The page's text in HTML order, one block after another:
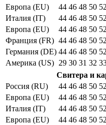
Европа (EU)
44 46 48 50 52
Италия (IT)
44 46 48 50 52
Европа (EU)
44 46 48 50 52
Франция (FR) 44 46 48 50 52
Германия (DE) 44 46 48 50 52
Америка (US) 29 30 31 32
Свитера и
Россия (RU)
44 46 48 50 52
Европа (EU)
44 46 48 50 52
Италия (IT)
44 46 48 50 52
Европа (EU)
44 46 48 50 52